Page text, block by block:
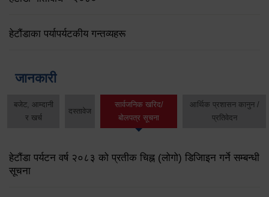
हेटौंडाका पर्यापर्यटकीय गन्तव्यहरू
जानकारी
बजेट, आम्दानी
र खर्च
दस्तावेज
सार्वजनिक खरिद/
बोलपत्र सूचना
आर्थिक प्रशासन कानुन /
प्रतिवेदन
हेटौंडा पर्यटन वर्ष २०८३ को प्रतीक चिह्न (लोगो) डिजिाइन गर्ने सम्बन्धी
सूचना